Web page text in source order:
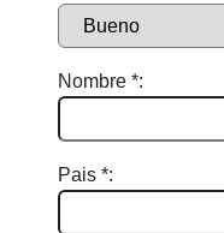
Nombre *:
Pais *: